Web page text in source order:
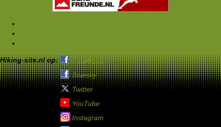
Hiking-site.nl op:
Facebook
Bluesky
Twitter
YouTube
Instagram